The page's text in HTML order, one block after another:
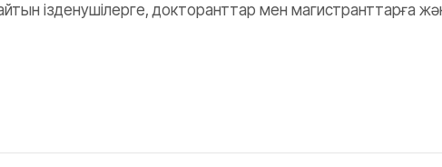
ізденушілерге, докторанттар мен магистранттарға